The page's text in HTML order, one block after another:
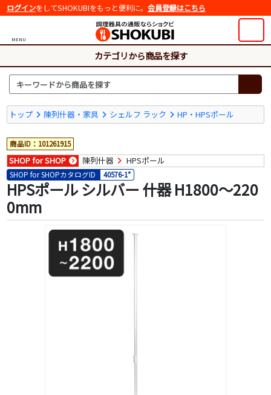
ログインをしてSHOKUBIをもっと便利に。 会員登録はこちら
MENU
カテゴリから商品を探す
トップ 陳列什器・家具 シェルフ ラック HP・HPSポール
商品ID：101261915
SHOP for SHOP 陳列什器 HPSポール
SHOP for SHOPカタログID 40576-1*
HPSポール シルバー 什器 H1800～220
0mm